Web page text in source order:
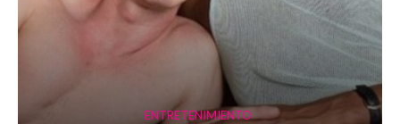
ENTRETENIMIENTO